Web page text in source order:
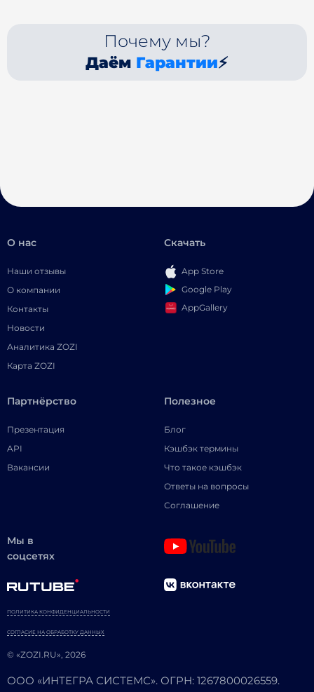
Почему мы?
Даём Гарантии⚡
О нас
Наши отзывы
О компании
Контакты
Новости
Аналитика ZOZI
Карта ZOZI
Скачать
App Store
Google Play
AppGallery
Партнёрство
Презентация
API
Вакансии
Полезное
Блог
Кэшбэк термины
Что такое кэшбэк
Ответы на вопросы
Соглашение
Мы в
соцсетях
© «ZOZI.RU», 2026
ПОЛИТИКА КОНФИДЕНЦИАЛЬНОСТИ
СОГЛАСИЕ НА ОБРАБОТКУ ДАННЫХ
ООО «ИНТЕГРА СИСТЕМС». ОГРН: 1267800026559.